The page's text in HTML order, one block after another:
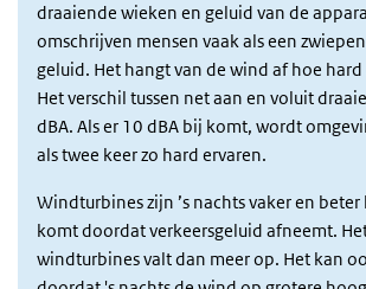
draaiende wieken en geluid van de
omschrijven mensen vaak als een
geluid. Het hangt van de wind af hoe
Het verschil tussen net aan en voluit
dBA. Als er 10 dBA bij komt, wordt
als twee keer zo hard ervaren.
Windturbines zijn ’s nachts vaker en
komt doordat verkeersgeluid afneemt.
windturbines valt dan meer op. Het kan